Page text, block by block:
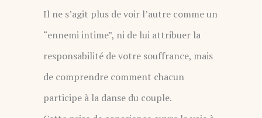
Il ne s’agit plus de voir l’autre comme un
“ennemi intime”, ni de lui attribuer la
responsabilité de votre souffrance, mais
de comprendre comment chacun
participe à la danse du couple.